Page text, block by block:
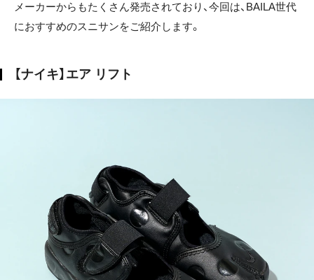
メーカーからもたくさん発売されており、今回は、BAILA世代
におすすめのスニサンをご紹介します。
【ナイキ】エア リフト